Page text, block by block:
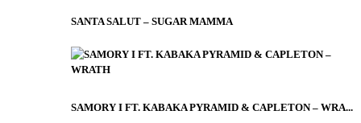
SANTA SALUT – SUGAR MAMMA
SAMORY I FT. KABAKA PYRAMID & CAPLETON – WRA...